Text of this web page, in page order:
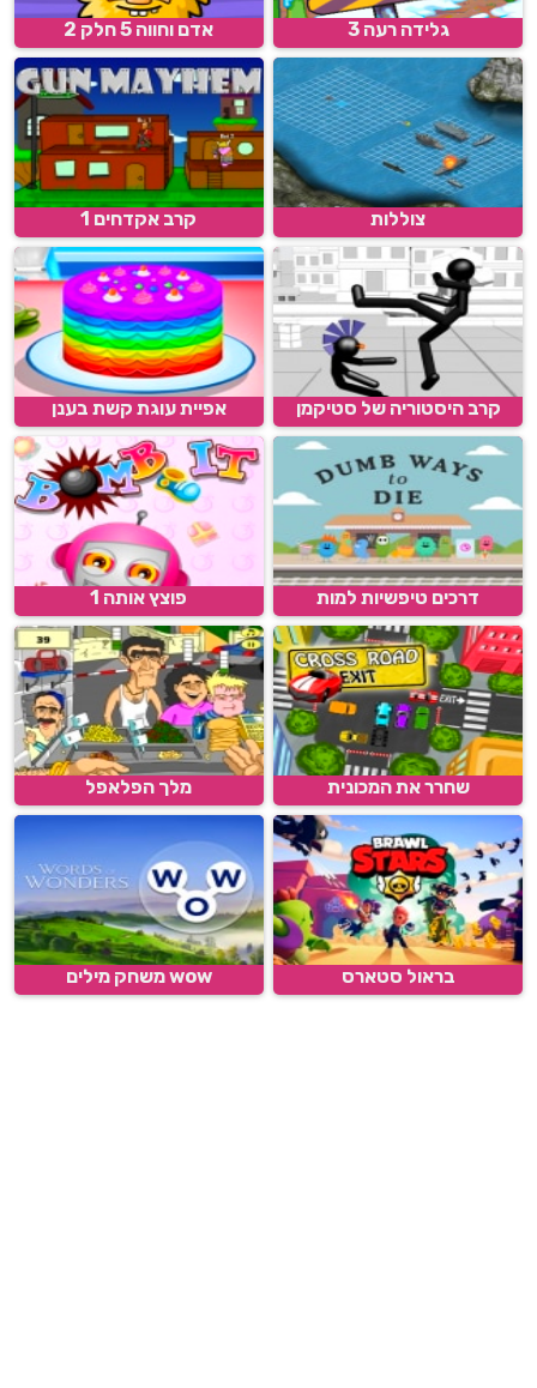
גלידה רעה 3 אדם וחווה 5 חלק 2
צוללות קרב אקדחים 1
קרב היסטוריה של סטיקמן אפיית עוגת קשת בענן
דרכים טיפשיות למות פוצץ אותה 1
שחרר את המכונית מלך הפלאפל
בראול סטארס wow משחק מילים